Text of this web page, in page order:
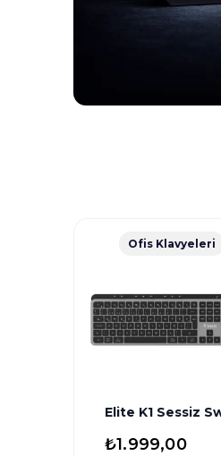
Ofis Klavyeleri
Elite K1 Sessiz
₺1.999,00